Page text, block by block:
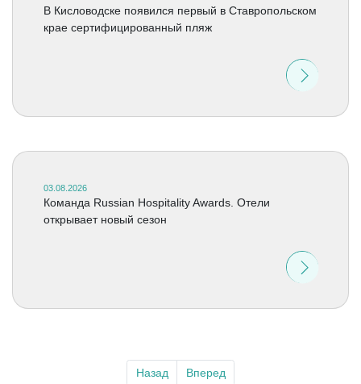
В Кисловодске появился первый в Ставропольском
крае сертифицированный пляж
03.08.2026
Команда Russian Hospitality Awards. Отели
открывает новый сезон
Назад Вперед